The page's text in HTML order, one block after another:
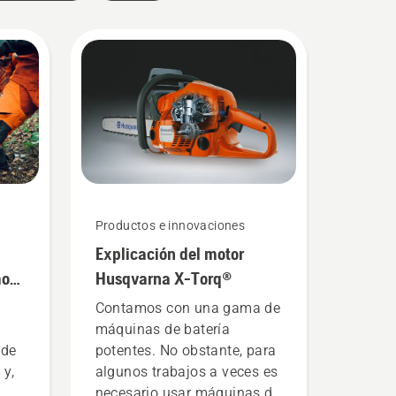
Productos e innovaciones
Explicación del motor
Husqvarna X-Torq®
Contamos con una gama de
máquinas de batería
potentes. No obstante, para
algunos trabajos a veces es
necesario usar máquinas de